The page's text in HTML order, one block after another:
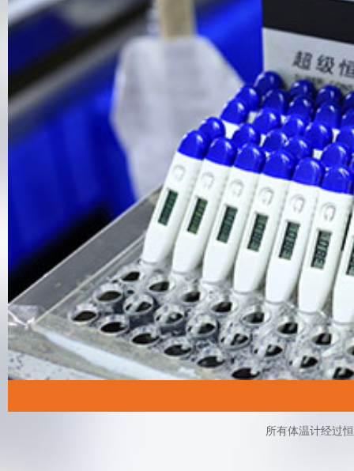
所有体温计经过